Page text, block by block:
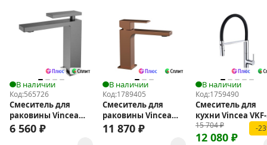
В наличии
Код:565726
Смеситель для
раковины Vincea
Dice VBF-2DS1GM
6 560 ₽
В наличии
Код:1789405
Смеситель для
раковины Vincea
Cube VBF-1C01BC
11 870 ₽
В наличии
Код:1759490
Смеситель для
кухни Vincea VKF-
114CH
15 704₽
12 080 ₽
-